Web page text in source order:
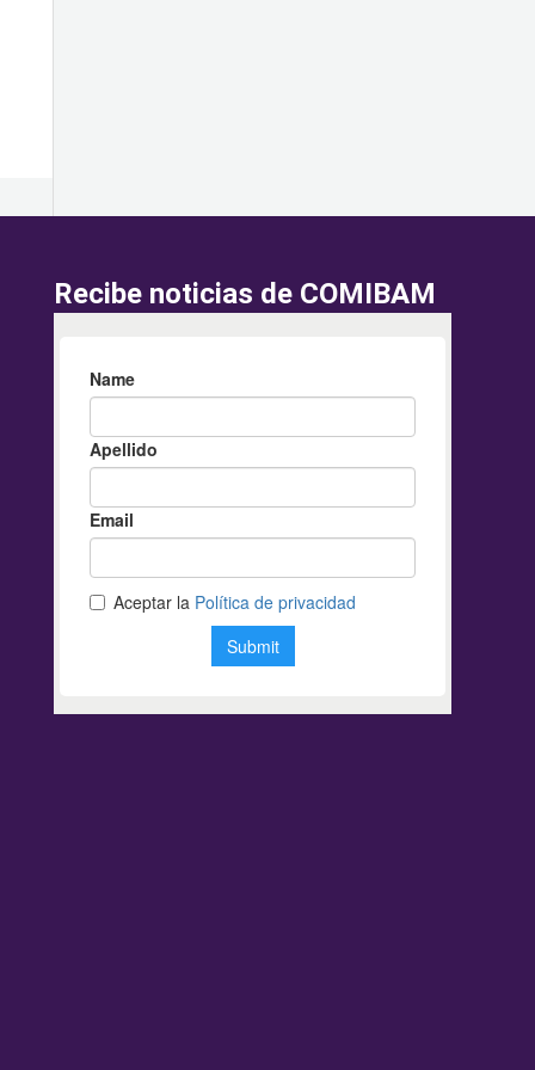
Recibe noticias de COMIBAM